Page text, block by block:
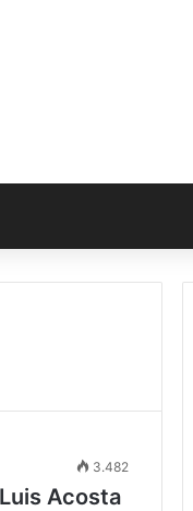
3.482
Acosta